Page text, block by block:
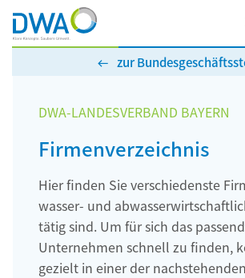
zur
DWA-LANDESVERBAND BAYERN
Firmenverzeichnis
Hier finden Sie verschiedenste
wasser- und
tätig sind. Um für sich das
Unternehmen schnell zu finden,
gezielt in einer der